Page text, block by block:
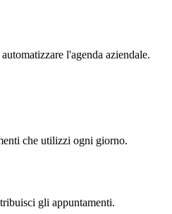
l'agenda aziendale.
che utilizzi ogni giorno.
gli appuntamenti.